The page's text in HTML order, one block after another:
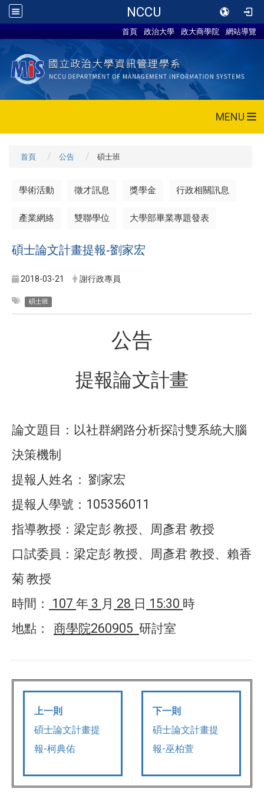
NCCU
首頁 政治大學 政大商學院 網站導覽
MENU
首頁 公告 碩士班
學術活動 徵才訊息 獎學金 行政相關訊息
產業網絡 雙聯學位 大學部畢業專題發表
碩士論文計畫提報-劉家宏
2018-03-21 謝行政專員
碩士班
公告
提報論文計畫
論文題目：以社群網路分析探討雙系統大腦
決策機制
提報人姓名： 劉家宏
提報人學號： 105356011
指導教授：梁定彭教授、周彥君 教授
口試委員：梁定彭教授、周彥君 教授、賴香
菊 教授
時間：
107 年 3 月 28 日 15:30 時
地點：
商學院260905 研討室
上一則
碩士論文計畫提
報-柯典佑
下一則
碩士論文計畫提
報-巫柏萱